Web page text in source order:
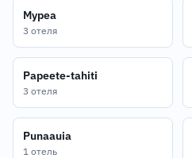
Муреа
3 отеля
Papeete-tahiti
3 отеля
Punaauia
1 отель